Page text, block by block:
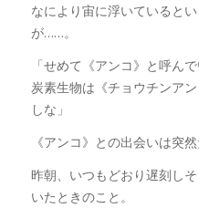
なにより宙に浮いていると
が……。
「せめて《アンコ》と呼ん
炭素生物は《チョウチンア
しな」
《アンコ》との出会いは突然
昨朝、いつもどおり遅刻し
いたときのこと。